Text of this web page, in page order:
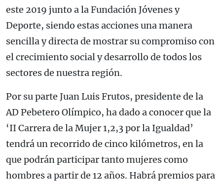
este 2019 junto a la Fundación Jóvenes y
Deporte, siendo estas acciones una manera
sencilla y directa de mostrar su compromiso con
el crecimiento social y desarrollo de todos los
sectores de nuestra región.
Por su parte Juan Luis Frutos, presidente de la
AD Pebetero Olímpico, ha dado a conocer que la
‘II Carrera de la Mujer 1,2,3 por la Igualdad’
tendrá un recorrido de cinco kilómetros, en la
que podrán participar tanto mujeres como
hombres a partir de 12 años. Habrá premios para